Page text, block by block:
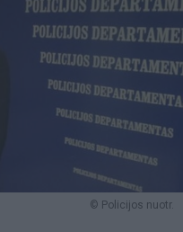
© Policijos nuotr.